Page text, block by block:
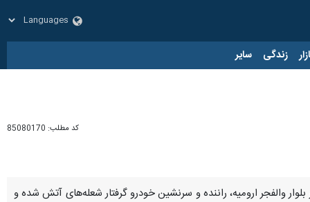
زندگی سایر
کد مطلب: 85080170
والفجر ارومیه، راننده و سرنشین خودرو گرفتار شعله‌های آتش شده و